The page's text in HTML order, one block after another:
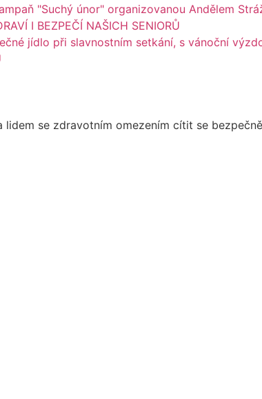
I BEZPEČÍ NAŠICH SENIORŮ
lidem se zdravotním omezením cítit se